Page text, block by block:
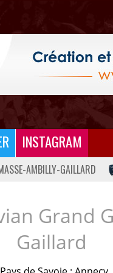
INSTAGRAM
AMBILLY-GAILLARD
Grand
Gaillard